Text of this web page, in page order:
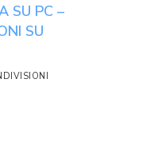
SU PC –
SU